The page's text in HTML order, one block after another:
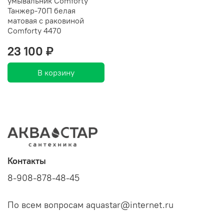
Танжер-70П белая
матовая с раковиной
Comforty 4470
23 100 ₽
В корзину
Контакты
8-908-878-48-45
По всем вопросам aquastar@internet.ru